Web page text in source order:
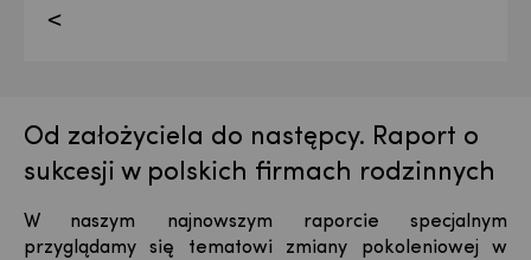
Od założyciela do następcy. Raport o
sukcesji w polskich firmach rodzinnych
W naszym najnowszym raporcie specjalnym
przyglądamy się tematowi zmiany pokoleniowej w